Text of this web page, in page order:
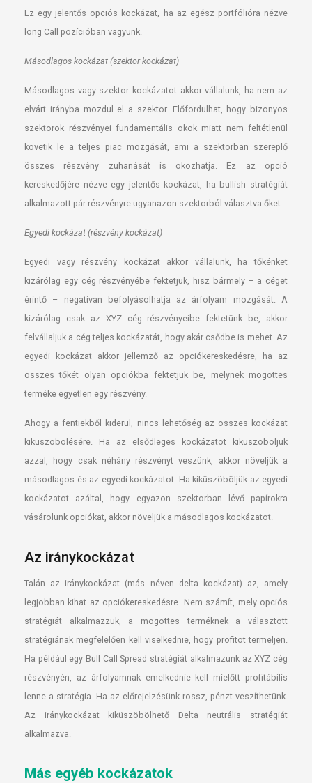
Ez egy jelentős opciós kockázat, ha az egész portfólióra nézve
long Call pozícióban vagyunk.
Másodlagos kockázat (szektor kockázat)
Másodlagos vagy szektor kockázatot akkor vállalunk, ha nem az
elvárt irányba mozdul el a szektor. Előfordulhat, hogy bizonyos
szektorok részvényei fundamentális okok miatt nem feltétlenül
követik le a teljes piac mozgását, ami a szektorban szereplő
összes részvény zuhanását is okozhatja. Ez az opció
kereskedőjére nézve egy jelentős kockázat, ha bullish stratégiát
alkalmazott pár részvényre ugyanazon szektorból választva őket.
Egyedi kockázat (részvény kockázat)
Egyedi vagy részvény kockázat akkor vállalunk, ha tőkénket
kizárólag egy cég részvényébe fektetjük, hisz bármely – a céget
érintő – negatívan befolyásolhatja az árfolyam mozgását. A
kizárólag csak az XYZ cég részvényeibe fektetünk be, akkor
felvállaljuk a cég teljes kockázatát, hogy akár csődbe is mehet. Az
egyedi kockázat akkor jellemző az opciókereskedésre, ha az
összes tőkét olyan opciókba fektetjük be, melynek mögöttes
terméke egyetlen egy részvény.
Ahogy a fentiekből kiderül, nincs lehetőség az összes kockázat
kiküszöbölésére. Ha az elsődleges kockázatot kiküszöböljük
azzal, hogy csak néhány részvényt veszünk, akkor növeljük a
másodlagos és az egyedi kockázatot. Ha kiküszöböljük az egyedi
kockázatot azáltal, hogy egyazon szektorban lévő papírokra
vásárolunk opciókat, akkor növeljük a másodlagos kockázatot.
Az iránykockázat
Talán az iránykockázat (más néven delta kockázat) az, amely
legjobban kihat az opciókereskedésre. Nem számít, mely opciós
stratégiát alkalmazzuk, a mögöttes terméknek a választott
stratégiának megfelelően kell viselkednie, hogy profitot termeljen.
Ha például egy Bull Call Spread stratégiát alkalmazunk az XYZ cég
részvényén, az árfolyamnak emelkednie kell mielőtt profitábilis
lenne a stratégia. Ha az előrejelzésünk rossz, pénzt veszíthetünk.
Az iránykockázat kiküszöbölhető Delta neutrális stratégiát
alkalmazva.
Más egyéb kockázatok